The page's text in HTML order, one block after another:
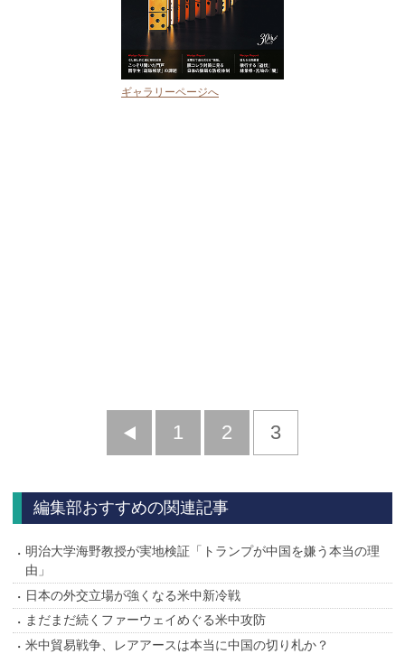
ギャラリーページへ
前
1 2 3
編集部おすすめの関連記事
明治大学海野教授が実地検証「トランプが中国を嫌う本当の理
由」
日本の外交立場が強くなる米中新冷戦
まだまだ続くファーウェイめぐる米中攻防
米中貿易戦争、レアアースは本当に中国の切り札か？